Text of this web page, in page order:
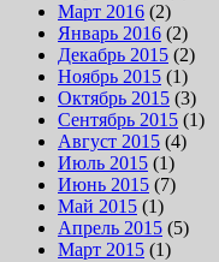
Март 2016 (2)
Январь 2016 (2)
Декабрь 2015 (2)
Ноябрь 2015 (1)
Октябрь 2015 (3)
Сентябрь 2015 (1)
Август 2015 (4)
Июль 2015 (1)
Июнь 2015 (7)
Май 2015 (1)
Апрель 2015 (5)
Март 2015 (1)